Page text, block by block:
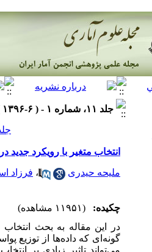
جلد ۱۱، شماره ۱ - ( ۶-۱۳۹۶ )
جلد ۱۱ شماره ۱
انتخاب متغیر با رویکرد جدید
ملیحه حیدری ، فرزاد
چکیده:
(۱۱۹۵۱ مشاهده)
در این مقاله به بحث
گونه‌ای که داده‌ها از توزیع
می‌تواند تاثیر زیادی بر